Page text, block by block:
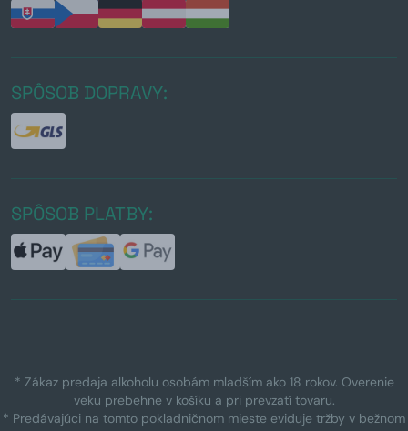
SPÔSOB DOPRAVY:
SPÔSOB PLATBY:
* Zákaz predaja alkoholu osobám mladším ako 18 rokov. Overenie
veku prebehne v košíku a pri prevzatí tovaru.
* Predávajúci na tomto pokladničnom mieste eviduje tržby v bežnom